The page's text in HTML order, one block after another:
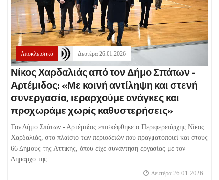
Αποκλειστικά Δευτέρα 26.01.2026
Νίκος Χαρδαλιάς από τον Δήμο Σπάτων -
Αρτέμιδος: «Με κοινή αντίληψη και στενή
συνεργασία, ιεραρχούμε ανάγκες και
προχωράμε χωρίς καθυστερήσεις»
Τον Δήμο Σπάτων - Αρτέμιδος επισκέφθηκε ο Περιφερειάρχης Νίκος
Χαρδαλιάς, στο πλαίσιο των περιοδειών που πραγματοποιεί και στους
66 Δήμους της Αττικής, όπου είχε συνάντηση εργασίας με τον
Δήμαρχο της
Δευτέρα 26.01.2026